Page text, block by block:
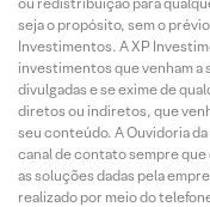
seja o propósito, sem o
Investimentos. A XP
investimentos que venham a
divulgadas e se exime de
diretos ou indiretos, que
seu conteúdo. A Ouvidoria
canal de contato sempre
as soluções dadas pela
realizado por meio do